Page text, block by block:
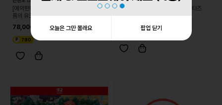
오늘은 그만 볼래요 팝업 닫기
[예약판매 8/19 순차발송][스위치] 물거
품의 유크로니아
78,000
780
[DL][스위치] 리듬 천국 미라클 스타즈